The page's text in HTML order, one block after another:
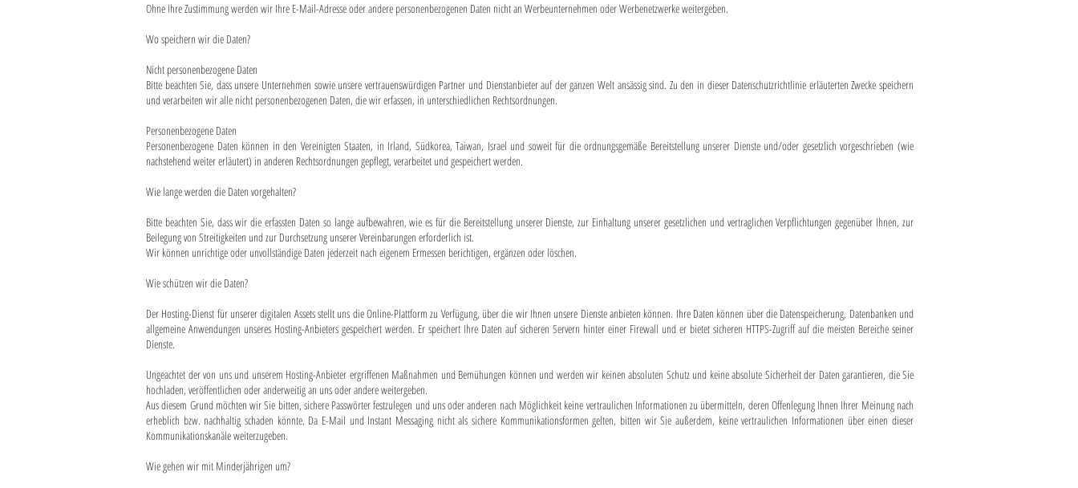
Ohne Ihre Zustimmung werden wir Ihre E-Mail-Adresse oder andere personenbezogenen Daten nicht an Werbeunternehmen oder Werbenetzwerke weitergeben.
Wo speichern wir die Daten?
Nicht personenbezogene Daten
Bitte beachten Sie, dass unsere Unternehmen sowie unsere vertrauenswürdigen Partner und Dienstanbieter auf der ganzen Welt ansässig sind. Zu den in dieser Datenschutzrichtlinie erläuterten Zwecke speichern
und verarbeiten wir alle nicht personenbezogenen Daten, die wir erfassen, in unterschiedlichen Rechtsordnungen.
Personenbezogene Daten
Personenbezogene Daten können in den Vereinigten Staaten, in Irland, Südkorea, Taiwan, Israel und soweit für die ordnungsgemäße Bereitstellung unserer Dienste und/oder gesetzlich vorgeschrieben (wie
nachstehend weiter erläutert) in anderen Rechtsordnungen gepflegt, verarbeitet und gespeichert werden.
Wie lange werden die Daten vorgehalten?
Bitte beachten Sie, dass wir die erfassten Daten so lange aufbewahren, wie es für die Bereitstellung unserer Dienste, zur Einhaltung unserer gesetzlichen und vertraglichen Verpflichtungen gegenüber Ihnen, zur
Beilegung von Streitigkeiten und zur Durchsetzung unserer Vereinbarungen erforderlich ist.
Wir können unrichtige oder unvollständige Daten jederzeit nach eigenem Ermessen berichtigen, ergänzen oder löschen.
Wie schützen wir die Daten?
Der Hosting-Dienst für unserer digitalen Assets stellt uns die Online-Plattform zu Verfügung, über die wir Ihnen unsere Dienste anbieten können. Ihre Daten können über die Datenspeicherung, Datenbanken und
allgemeine Anwendungen unseres Hosting-Anbieters gespeichert werden. Er speichert Ihre Daten auf sicheren Servern hinter einer Firewall und er bietet sicheren HTTPS-Zugriff auf die meisten Bereiche seiner
Dienste.
Ungeachtet der von uns und unserem Hosting-Anbieter ergriffenen Maßnahmen und Bemühungen können und werden wir keinen absoluten Schutz und keine absolute Sicherheit der Daten garantieren, die Sie
hochladen, veröffentlichen oder anderweitig an uns oder andere weitergeben.
Aus diesem Grund möchten wir Sie bitten, sichere Passwörter festzulegen und uns oder anderen nach Möglichkeit keine vertraulichen Informationen zu übermitteln, deren Offenlegung Ihnen Ihrer Meinung nach
erheblich bzw. nachhaltig schaden könnte. Da E-Mail und Instant Messaging nicht als sichere Kommunikationsformen gelten, bitten wir Sie außerdem, keine vertraulichen Informationen über einen dieser
Kommunikationskanäle weiterzugeben.
Wie gehen wir mit Minderjährigen um?